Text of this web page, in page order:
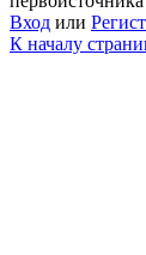
Вход или
К началу